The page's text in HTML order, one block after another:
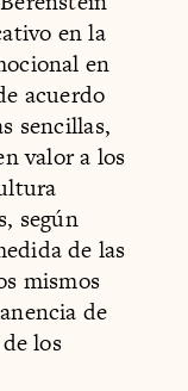
en la
en
acuerdo
sencillas,
valor a los
según
de las
mismos
de
los